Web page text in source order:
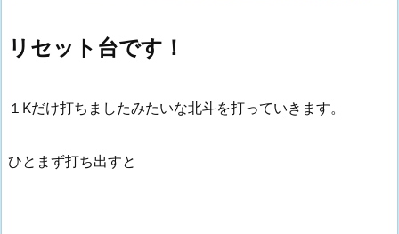
リセット台です！
１Kだけ打ちましたみたいな北斗を打っていきます。
ひとまず打ち出すと